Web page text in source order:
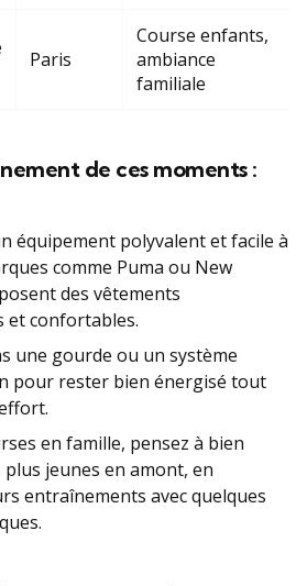
Paris
Course enfants,
ambiance
familiale
de ces moments :
équipement polyvalent et facile à
comme Puma ou New
des vêtements
et confortables.
une gourde ou un système
pour rester bien énergisé tout
en famille, pensez à bien
jeunes en amont, en
entraînements avec quelques